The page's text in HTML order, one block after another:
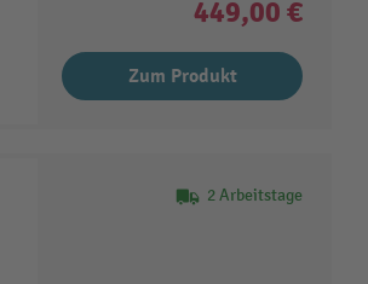
449,00 €
Zum Produkt
2 Arbeitstage